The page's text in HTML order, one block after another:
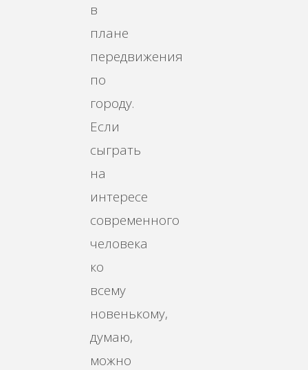
в
плане
передвижения
по
городу.
Если
сыграть
на
интересе
современного
человека
ко
всему
новенькому,
думаю,
можно